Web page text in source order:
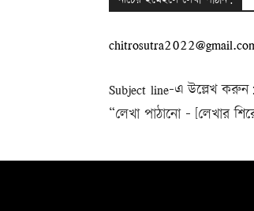
Subject line-এ উল্লেখ করুন:
“লেখা পাঠানো – [লেখার